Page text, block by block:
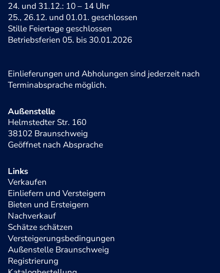
24. und 31.12.: 10 – 14 Uhr
25., 26.12. und 01.01. geschlossen
Stille Feiertage geschlossen
Betriebsferien 05. bis 30.01.2026
Einlieferungen und Abholungen sind jederzeit nach
Terminabsprache möglich.
Außenstelle
Helmstedter Str. 160
38102 Braunschweig
Geöffnet nach Absprache
Links
Verkaufen
Einliefern und Versteigern
Bieten und Ersteigern
Nachverkauf
Schätze schätzen
Versteigerungsbedingungen
Außenstelle Braunschweig
Registrierung